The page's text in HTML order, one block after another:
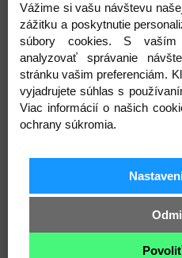
Prihláste sa
Vážime si vašu návštevu
zážitku a poskytnutie
súbory cookies. S vaším
analyzovať správanie
stránku vašim preferenciám.
vyjadrujete súhlas s
Viac informácií o našich
ochrany súkromia.